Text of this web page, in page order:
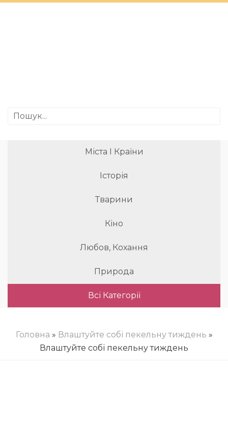
Міста І Країни
Історія
Тварини
Кіно
Любов, Кохання
Природа
Всі Категорії
Головна » Влаштуйте собі пекельну тиждень »
Влаштуйте собі пекельну тиждень